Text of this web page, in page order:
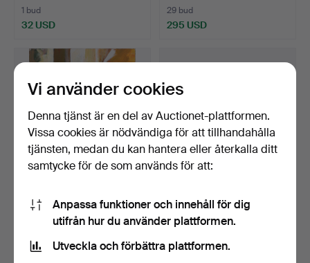
1 bud
32 USD
29 bud
295 USD
CARL GUSTAFSSON.
"STUDIE AV EN UNG MAN",
Klubbades 7 aug 2026
7 bud
OIDENTIFIERAD
landskapsmotiv, ol…
Klubbades 7 aug 2026
3 bud
Vi använder cookies
Denna tjänst är en del av Auctionet-plattformen.
Vissa cookies är nödvändiga för att tillhandahålla
tjänsten, medan du kan hantera eller återkalla ditt
samtycke för de som används för att:
Anpassa funktioner och innehåll för dig
utifrån hur du använder plattformen.
Utveckla och förbättra plattformen.